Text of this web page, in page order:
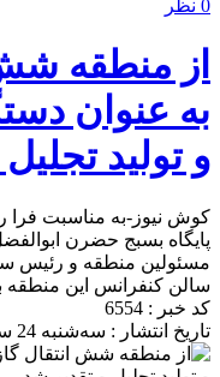
0 نظر
از منطقه شش
به عنوان
و تولید
کوش نیوز-به مناسبت
پایگاه بسبج حضرن
مسئولین منطقه و رئیس
سالن کنفرانس این منطقه
کد خبر : 6554
تاریخ انتشار : سه‌شنبه 24 سپتامبر 2024 - 13:58